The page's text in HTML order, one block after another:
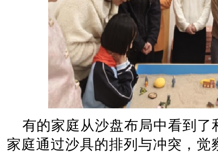
有的家庭从沙盘布局中看到
家庭通过沙具的排列与冲突，